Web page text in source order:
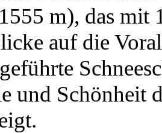
m), das mit
auf die
und Schönheit